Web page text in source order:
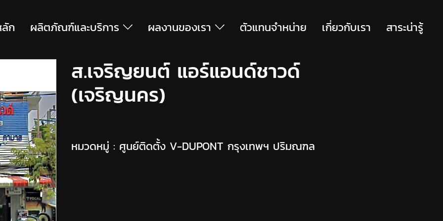
ก ผลิตภัณฑ์และบริการ ผลงานของเรา ตัวแทนจำหน่าย เกี่ยวกับเรา สาระน่ารู้
ส.เจริญยนต์ แอร์แอนด์ชาวด์
(เจริญนคร)
หมวดหมู่ : ศูนย์ติดตั้ง V-DUPONT กรุงเทพฯ ปริมณฑล